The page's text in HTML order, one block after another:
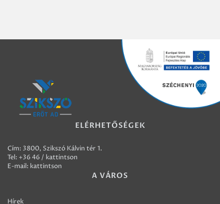
ELÉRHETŐSÉGEK
Cím: 3800, Szikszó Kálvin tér 1.
Tel: +36 46 / kattintson
E-mail: kattintson
A VÁROS
Hírek